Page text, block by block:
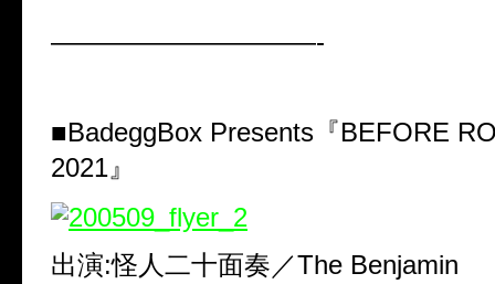
——————————-
■BadeggBox Presents『BEFORE
2021』
出演:怪人二十面奏／The Benjamin